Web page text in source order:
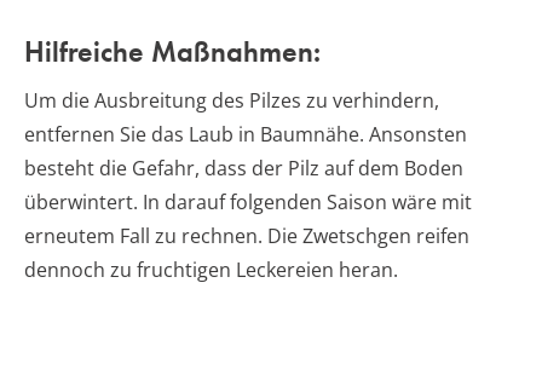
Hilfreiche Maßnahmen:
Um die Ausbreitung des Pilzes zu verhindern,
entfernen Sie das Laub in Baumnähe. Ansonsten
besteht die Gefahr, dass der Pilz auf dem Boden
überwintert. In darauf folgenden Saison wäre mit
erneutem Fall zu rechnen. Die Zwetschgen reifen
dennoch zu fruchtigen Leckereien heran.